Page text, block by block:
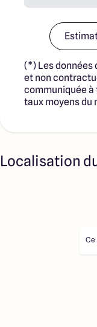
(*) Les données
et non
communiquée
taux moyens du
Localisation
Ce